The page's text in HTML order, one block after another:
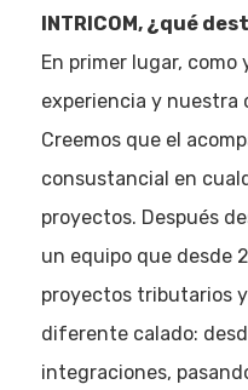
INTRICOM, ¿qué
En primer lugar,
experiencia y nuestra
Creemos que el
consustancial en
proyectos. Después
un equipo que desde
proyectos tributarios
diferente calado:
integraciones,